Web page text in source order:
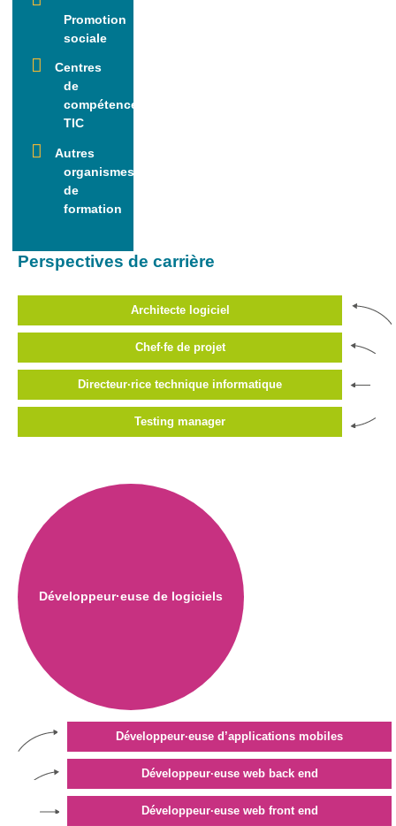
Promotion
sociale
Centres
de
compétence
TIC
Autres
organismes
de
formation
Perspectives de carrière
Architecte logiciel
Chef·fe de projet
Directeur·rice technique informatique
Testing manager
Développeur·euse de logiciels
Développeur·euse d’applications mobiles
Développeur·euse web back end
Développeur·euse web front end
L’informatique,
et si c’était ton
genre ?
Carnet mixité
informatiques
Carnet
numérique
d’accès